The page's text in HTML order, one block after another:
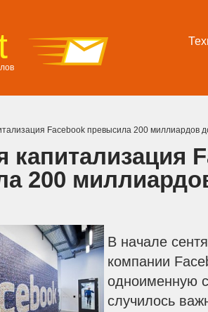
Facebook превысила 200 миллиардов
капитализация
200
В начале
компании
одноименную
случилось